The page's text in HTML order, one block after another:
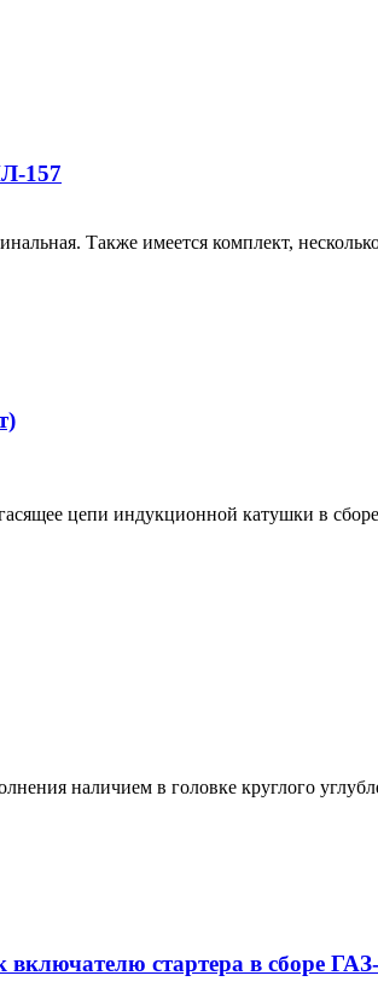
157
Также имеется комплект,
цепи индукционной катушки в
наличием в головке круглого
стартера в сборе